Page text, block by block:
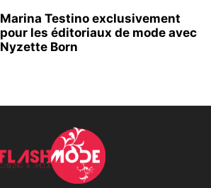
Marina Testino exclusivement
pour les éditoriaux de mode avec
Nyzette Born